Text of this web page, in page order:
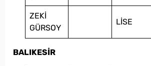
ZEKİ
GÜRSOY
LİSE
BALIKESİR